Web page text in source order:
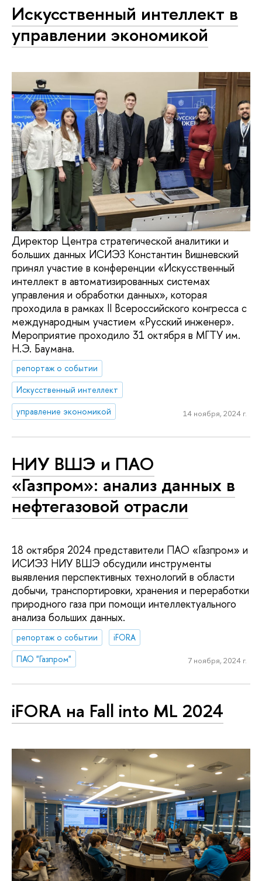
Искусственный интеллект в
управлении экономикой
Директор Центра стратегической аналитики и
больших данных ИСИЭЗ Константин Вишневский
принял участие в конференции «Искусственный
интеллект в автоматизированных системах
управления и обработки данных», которая
проходила в рамках II Всероссийского конгресса с
международным участием «Русский инженер».
Мероприятие проходило 31 октября в МГТУ им.
Н.Э. Баумана.
репортаж о событии
Искусственный интеллект
управление экономикой
14 ноября, 2024 г.
НИУ ВШЭ и ПАО
«Газпром»: анализ данных в
нефтегазовой отрасли
18 октября 2024 представители ПАО «Газпром» и
ИСИЭЗ НИУ ВШЭ обсудили инструменты
выявления перспективных технологий в области
добычи, транспортировки, хранения и переработки
природного газа при помощи интеллектуального
анализа больших данных.
репортаж о событии
iFORA
ПАО "Газпром"
7 ноября, 2024 г.
iFORA на Fall into ML 2024